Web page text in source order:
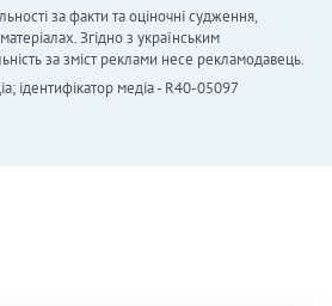
за факти та оціночні судження,
Згідно з українським
за зміст реклами несе рекламодавець.
ідентифікатор медіа - R40-05097